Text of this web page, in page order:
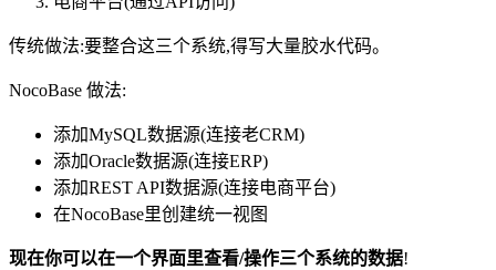
传统做法:要整合这三个系统,得写大量胶水代码。
NocoBase 做法:
添加MySQL数据源(连接老CRM)
添加Oracle数据源(连接ERP)
添加REST API数据源(连接电商平台)
在NocoBase里创建统一视图
现在你可以在一个界面里查看/操作三个系统的数据!